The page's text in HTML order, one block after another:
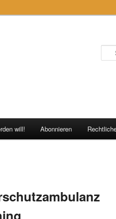
will! Abonnieren